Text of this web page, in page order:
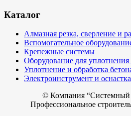
Каталог
Алмазная резка, сверление и
Вспомогательное
Крепежные системы
Оборудование для уплотнения
Уплотнение и обработка
Электроинструмент и оснастка
© Компания “Системный
Профессиональное